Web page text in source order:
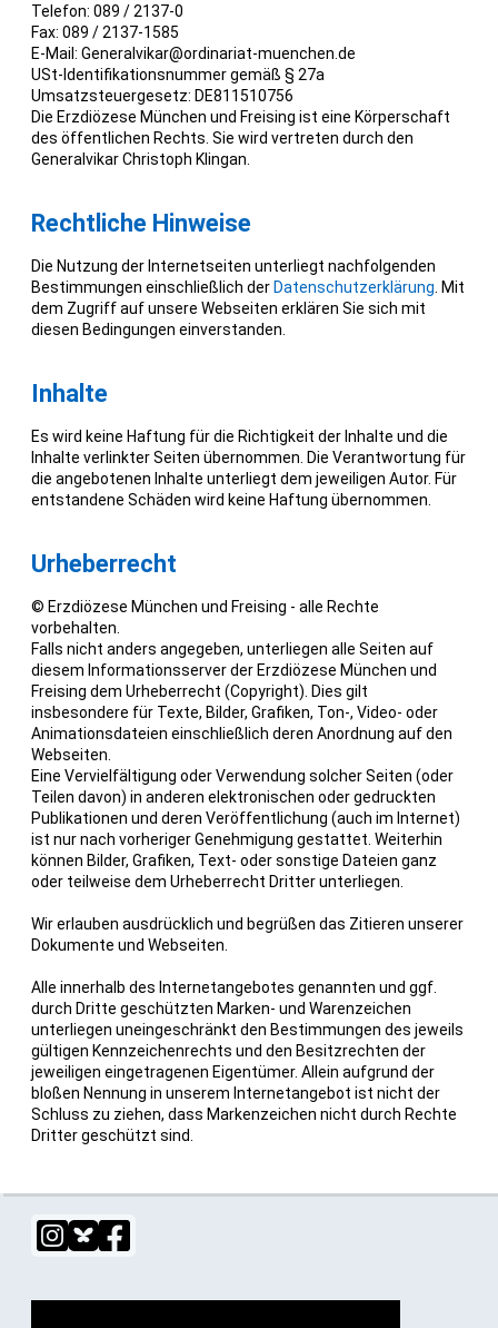
Telefon: 089 / 2137-0
Fax: 089 / 2137-1585
E-Mail: Generalvikar@ordinariat-muenchen.de
USt-Identifikationsnummer gemäß § 27a
Umsatzsteuergesetz: DE811510756
Die Erzdiözese München und Freising ist eine Körperschaft
des öffentlichen Rechts. Sie wird vertreten durch den
Generalvikar Christoph Klingan.
Rechtliche Hinweise
Die Nutzung der Internetseiten unterliegt nachfolgenden
Bestimmungen einschließlich der Datenschutzerklärung . Mit
dem Zugriff auf unsere Webseiten erklären Sie sich mit
diesen Bedingungen einverstanden.
Inhalte
Es wird keine Haftung für die Richtigkeit der Inhalte und die
Inhalte verlinkter Seiten übernommen. Die Verantwortung für
die angebotenen Inhalte unterliegt dem jeweiligen Autor. Für
entstandene Schäden wird keine Haftung übernommen.
Urheberrecht
© Erzdiözese München und Freising - alle Rechte
vorbehalten.
Falls nicht anders angegeben, unterliegen alle Seiten auf
diesem Informationsserver der Erzdiözese München und
Freising dem Urheberrecht (Copyright). Dies gilt
insbesondere für Texte, Bilder, Grafiken, Ton-, Video- oder
Animationsdateien einschließlich deren Anordnung auf den
Webseiten.
Eine Vervielfältigung oder Verwendung solcher Seiten (oder
Teilen davon) in anderen elektronischen oder gedruckten
Publikationen und deren Veröffentlichung (auch im Internet)
ist nur nach vorheriger Genehmigung gestattet. Weiterhin
können Bilder, Grafiken, Text- oder sonstige Dateien ganz
oder teilweise dem Urheberrecht Dritter unterliegen.
Wir erlauben ausdrücklich und begrüßen das Zitieren unserer
Dokumente und Webseiten.
Alle innerhalb des Internetangebotes genannten und ggf.
durch Dritte geschützten Marken- und Warenzeichen
unterliegen uneingeschränkt den Bestimmungen des jeweils
gültigen Kennzeichenrechts und den Besitzrechten der
jeweiligen eingetragenen Eigentümer. Allein aufgrund der
bloßen Nennung in unserem Internetangebot ist nicht der
Schluss zu ziehen, dass Markenzeichen nicht durch Rechte
Dritter geschützt sind.